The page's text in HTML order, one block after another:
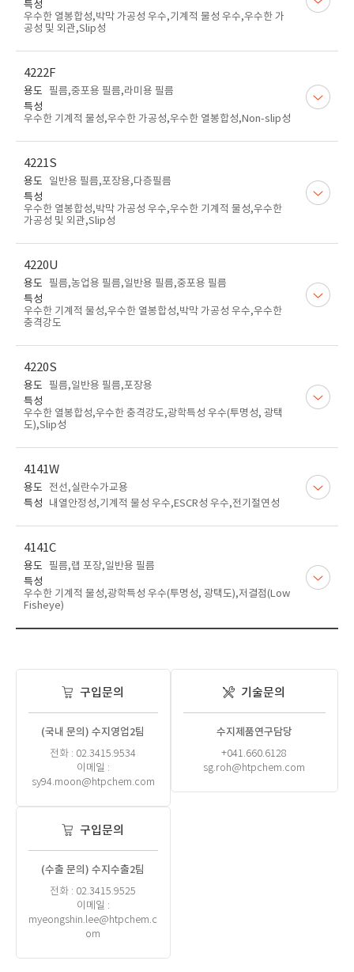
특성
우수한 열봉합성,박막 가공성 우수,기계적 물성 우수,우수한 가
공성 및 외관,Slip성
4222F
용도 필름,중포용 필름,라미용 필름
특성
우수한 기계적 물성,우수한 가공성,우수한 열봉합성,Non-slip성
4221S
용도
일반용 필름,포장용,다층필름
특성
우수한 열봉합성,박막 가공성 우수,우수한 기계적 물성,우수한
가공성 및 외관,Slip성
4220U
용도 필름,농업용 필름,일반용 필름,중포용 필름
특성
우수한 기계적 물성,우수한 열봉합성,박막 가공성 우수,우수한
충격강도
4220S
용도 필름,일반용 필름,포장용
특성
우수한 열봉합성,우수한 충격강도,광학특성 우수(투명성, 광택
도),Slip성
4141W
용도
전선,실란수가교용
특성
내열안정성,기계적 물성 우수,ESCR성 우수,전기절연성
4141C
용도 필름,랩 포장,일반용 필름
특성
우수한 기계적 물성,광학특성 우수(투명성, 광택도),저결점(Low
Fisheye)
구입문의
(국내 문의) 수지영업2팀
전화 : 02.3415.9534
이메일 :
sy94.moon@htpchem.com
구입문의
(수출 문의) 수지수출2팀
전화 : 02.3415.9525
이메일 :
myeongshin.lee@htpchem.c
om
기술문의
수지제품연구담당
+041.660.6128
sg.roh@htpchem.com